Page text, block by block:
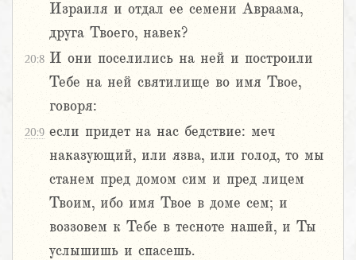
Израиля и отдал ее семени Авраама,
друга Твоего, навек?
20:8 И они поселились на ней и построили
Тебе на ней святилище во имя Твое,
говоря:
20:9 если придет на нас бедствие: меч
наказующий, или язва, или голод, то мы
станем пред домом сим и пред лицем
Твоим, ибо имя Твое в доме сем; и
воззовем к Тебе в тесноте нашей, и Ты
услышишь и спасешь.